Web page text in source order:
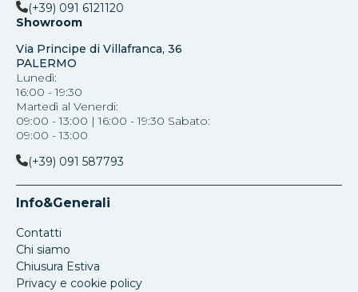
(+39) 091 6121120
Showroom
Via Principe di Villafranca, 36
PALERMO
Lunedì:
16:00 - 19:30
Martedì al Venerdi:
09:00 - 13:00 | 16:00 - 19:30 Sabato:
09:00 - 13:00
(+39) 091 587793
Info&Generali
Contatti
Chi siamo
Chiusura Estiva
Privacy e cookie policy